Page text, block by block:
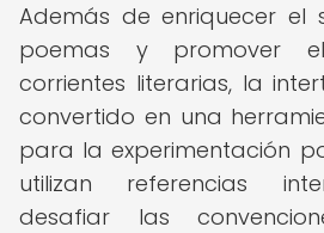
Además de enriquecer el
poemas y promover
corrientes literarias, la
convertido en una
para la experimentación
utilizan referencias
desafiar las